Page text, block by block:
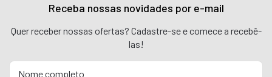
Receba nossas novidades por e-mail
Quer receber nossas ofertas? Cadastre-se e comece a recebê-
las!